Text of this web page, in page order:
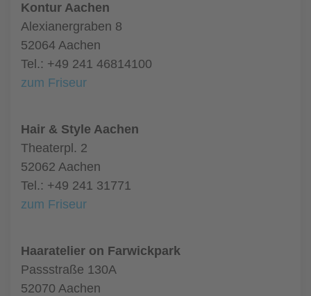
Kontur Aachen
Alexianergraben 8
52064 Aachen
Tel.: +49 241 46814100
zum Friseur
Hair & Style Aachen
Theaterpl. 2
52062 Aachen
Tel.: +49 241 31771
zum Friseur
Haaratelier on Farwickpark
Passstraße 130A
52070 Aachen